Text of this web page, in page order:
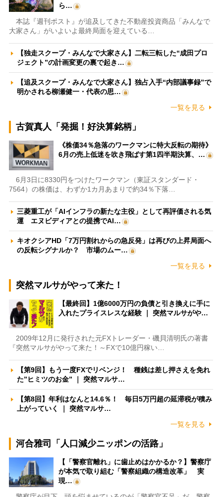
ら…
本誌『週刊ポスト』が追及してきた不動産投資商品「みんなで
大家さん」がいよいよ最終局面を迎えている…
【独走スクープ・みんなで大家さん】二転三転した“成田プロ
ジェクト”の計画変更の裏で起き…
【追及スクープ・みんなで大家さん】独占入手“内部議事録”で
明かされる柳瀬健一・代表の思…
一覧を見る
古賀真人「発掘！好決算銘柄」
《株価34％急落のワークマンに特大反転の期待》
6月の売上低迷を吹き飛ばす第1四半期決算、…
6月3日に8330円をつけたワークマン（東証スタンダード・
7564）の株価は、わずか1カ月あまりで約34％下落…
三菱重工が「AIインフラの新たな主役」として再評価される気
運 エヌビディアとの提携でAI…
キオクシアHD「7万円割れからの急反発」は再びの上昇局面へ
の反転シグナルか？ 市場のムー…
一覧を見る
突然マルサがやって来た！
【最終回】1億6000万円の負債と引き換えに手に
入れたプライスレスな経験 ｜ 突然マルサがや…
2009年12月に発行された元FXトレーダー・磯貝清明氏の著書
『突然マルサがやって来た！～FXで10億円稼い…
【第9回】もう一度FXでリベンジ！ 種銭は差し押さえを免れ
た”ヒミツのお金” ｜ 突然マルサ…
【第8回】年利はなんと14.6％！ 毎日5万円超の延滞税が積み
上がっていく ｜ 突然マルサ…
一覧を見る
河合雅司「人口減少ニッポンの活路」
【「警察官離れ」に歯止めはかかるか？】警察庁
が本気で取り組む「警察組織の構造改革」 実
現…